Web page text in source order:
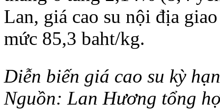
Lan, giá cao su nội địa
mức 85,3 baht/kg.
Diễn biến giá cao su kỳ
Nguồn: Lan Hương tổng